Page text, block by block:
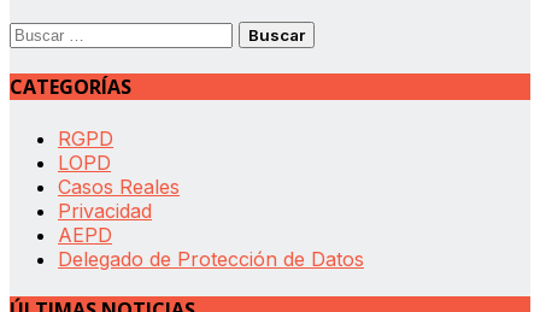
Buscar:
CATEGORÍAS
RGPD
LOPD
Casos Reales
Privacidad
AEPD
Delegado de Protección de Datos